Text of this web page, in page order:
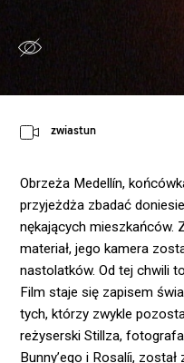
zwiastun
Obrzeża Medellín,
przyjeżdża zbadać
nękających mieszkańców.
materiał, jego kamera
nastolatków. Od tej chwili
Film staje się zapisem
tych, którzy zwykle
reżyserski Stillza,
Bunny’ego i Rosalíi,